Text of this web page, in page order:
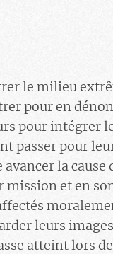
le milieu
pour en
pour intégrer
passer pour
la cause
et en
leurs
atteint lors